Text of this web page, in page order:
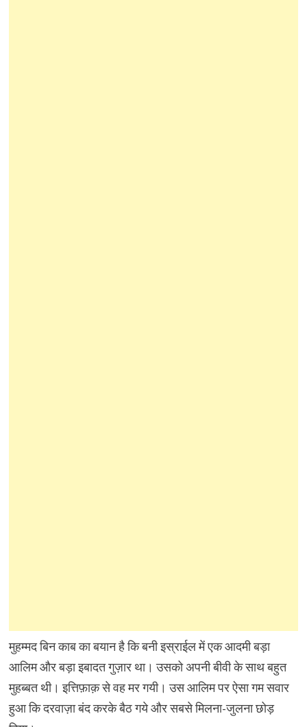
मुहम्मद बिन काब का बयान है कि बनी इस्राईल में एक आदमी बड़ा
आलिम और बड़ा इबादत गुज़ार था। उसको अपनी बीवी के साथ बहुत
मुहब्बत थी। इत्तिफ़ाक़ से वह मर गयी। उस आलिम पर ऐसा गम सवार
हुआ कि दरवाज़ा बंद करके बैठ गये और सबसे मिलना-जुलना छोड़